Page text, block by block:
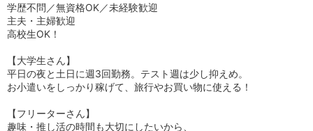
学歴不問／無資格OK／未経験歓迎
主夫・主婦歓迎
高校生OK！
【大学生さん】
平日の夜と土日に週3回勤務。テスト週は少し抑えめ。
お小遣いをしっかり稼げて、旅行やお買い物に使える！
【フリーターさん】
趣味・推し活の時間も大切にしたいから、